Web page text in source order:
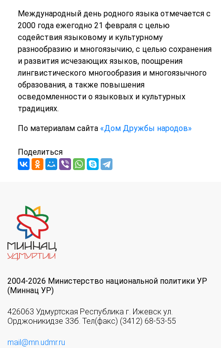
Международный день родного языка отмечается с
2000 года ежегодно 21 февраля с целью
содействия языковому и культурному
разнообразию и многоязычию, с целью сохранения
и развития исчезающих языков, поощрения
лингвистического многообразия и многоязычного
образования, а также повышения
осведомленности о языковых и культурных
традициях.
По материалам сайта «Дом Дружбы народов»
Поделиться
2004-2026 Министерство национальной политики УР
(Миннац УР)
426063 Удмуртская Республика г. Ижевск ул.
Орджоникидзе 33б. Тел(факс) (3412) 68-53-55
mail@mn.udmr.ru